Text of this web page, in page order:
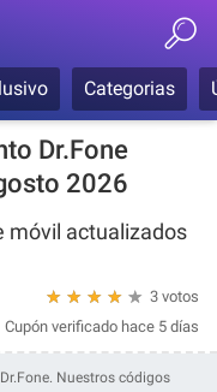
Categorias
Dr.Fone
2026
móvil actualizados
3 votos
★
★
★
★
★
Cupón verificado hace 5 días
Nuestros códigos